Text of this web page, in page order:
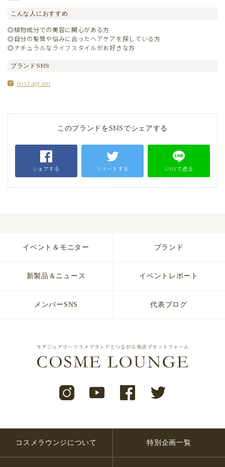
こんな人におすすめ
◎植物成分での美容に関心がある方
◎自分の髪質や悩みに合ったヘアケアを探している方
◎ナチュラルなライフスタイルがお好きな方
ブランドSNS
Instagram
このブランドをSNSでシェアする
シェアする ツイートする LINEで送る
イベント＆モニター ブランド
新製品＆ニュース イベントレポート
メンバーSNS 代表ブログ
コスメラウンジについて 特別企画一覧